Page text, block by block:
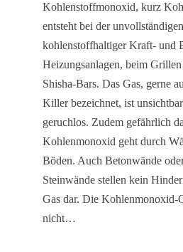
Kohlenstoffmonoxid, kurz
entsteht bei der
kohlenstoffhaltiger Kraft- und
Heizungsanlagen, beim
Shisha-Bars. Das Gas, gerne
Killer bezeichnet, ist
geruchlos. Zudem gefährlich
Kohlenmonoxid geht durch
Böden. Auch Betonwände
Steinwände stellen kein
Gas dar. Die Kohlenmonoxid-
nicht…